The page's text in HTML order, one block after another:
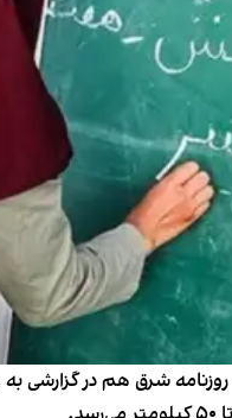
روزنامه شرق هم در